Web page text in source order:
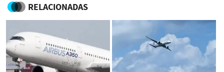
RELACIONADAS